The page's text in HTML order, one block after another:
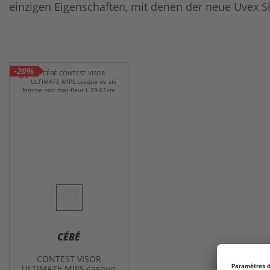
einzigen Eigenschaften, mit denen der neue Uvex
-20%
CÉBÉ
CONTEST VISOR